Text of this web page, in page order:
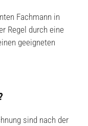
Fachmann in
Regel durch eine
geeigneten
sind nach der